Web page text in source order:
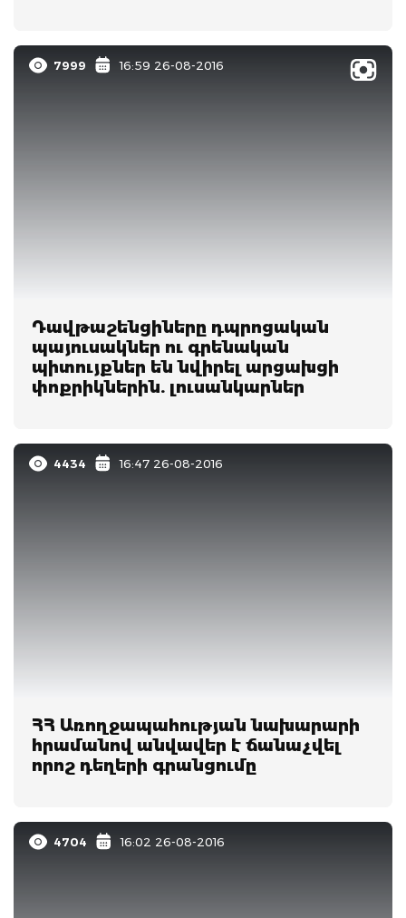
7999 16:59 26-08-2016
Դավթաշենցիները դպրոցական
պայուսակներ ու գրենական
պիտույքներ են նվիրել արցախցի
փոքրիկներին. լուսանկարներ
4434 16:47 26-08-2016
ՀՀ Առողջապահության նախարարի
հրամանով անվավեր է ճանաչվել
որոշ դեղերի գրանցումը
4704 16:02 26-08-2016